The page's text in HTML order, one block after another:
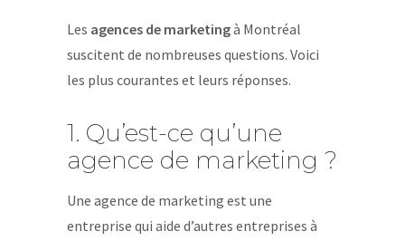
Les agences de marketingà Montréal
suscitent de nombreuses questions. Voici
les plus courantes et leurs réponses.
1. Qu’est-ce qu’une
agence de marketing ?
Une agence de marketing est une
entreprise qui aide d’autres entreprises à